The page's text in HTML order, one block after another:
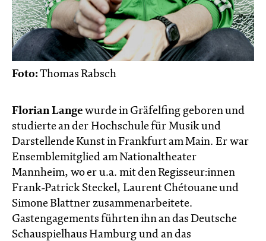
Foto:Thomas Rabsch
Florian Lange wurde in Gräfelfing geboren und
studierte an der Hochschule für Musik und
Darstellende Kunst in Frankfurt am Main. Er war
Ensemblemitglied am Nationaltheater
Mannheim, wo er u.a. mit den Regisseur:innen
Frank-Patrick Steckel, Laurent Chétouane und
Simone Blattner zusammenarbeitete.
Gastengagements führten ihn an das Deutsche
Schauspielhaus Hamburg und an das